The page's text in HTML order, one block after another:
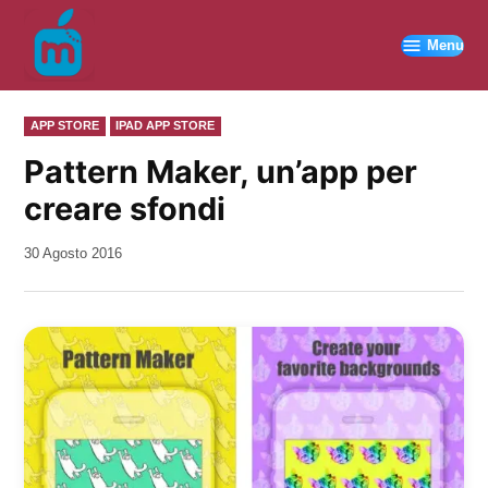
contenuto
Menu
PUBBLICATO
IN
APP STORE IPAD APP STORE
Pattern Maker, un’app per
creare sfondi
da
30 Agosto 2016